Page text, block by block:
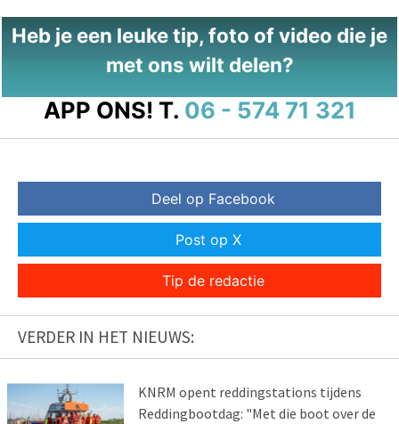
Heb je een leuke tip, foto of video die je
met ons wilt delen?
APP ONS! T. 06 - 574 71 321
Deel op Facebook
Post op X
Tip de redactie
VERDER IN HET NIEUWS:
KNRM opent reddingstations tijdens
Reddingbootdag: "Met die boot over de